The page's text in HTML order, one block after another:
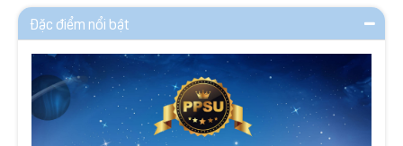
Đặc điểm nổi bật